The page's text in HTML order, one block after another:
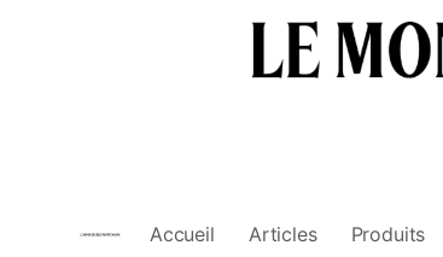
Accueil Articles Produits